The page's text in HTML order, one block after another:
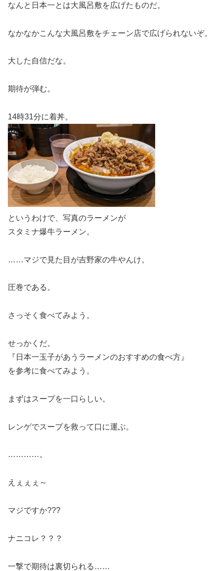
なんと日本一とは大風呂敷を広げたものだ。
なかなかこんな大風呂敷をチェーン店で広げられないぞ。
大した自信だな。
期待が弾む。
14時31分に着丼。
というわけで、写真のラーメンが
スタミナ爆牛ラーメン。
……マジで見た目が吉野家の牛やんけ。
圧巻である。
さっそく食べてみよう。
せっかくだ。
『日本一玉子があうラーメンのおすすめの食べ方』
を参考に食べてみよう。
まずはスープを一口らしい。
レンゲでスープを救って口に運ぶ。
…………。
えぇぇぇ～
マジですか???
ナニコレ？？？
一撃で期待は裏切られる……